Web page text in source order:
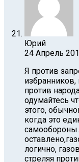
Юрий
24 Апрель
Я против
избранников,
против
одумайтесь
этого,
когда это
логично,
стреляя